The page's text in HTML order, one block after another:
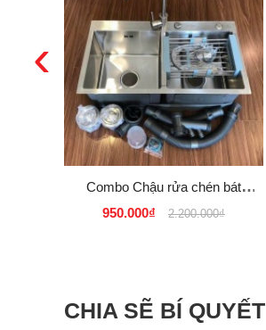
Combo Chậu rửa chén bát
Inox SUS 304 đúc liền nguyên
950.000₫ 2.200.000₫
‹
CHIA SẼ BÍ QUYẾT